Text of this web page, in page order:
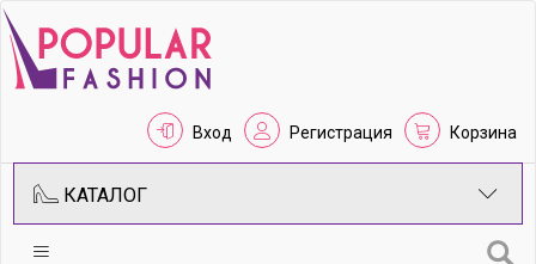
Вход Регистрация Корзина
КАТАЛОГ